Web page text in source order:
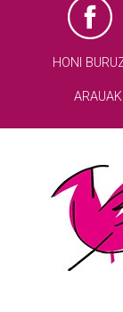
HONI
ARAUAK